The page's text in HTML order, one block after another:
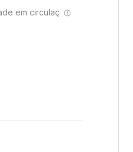
em circulaç